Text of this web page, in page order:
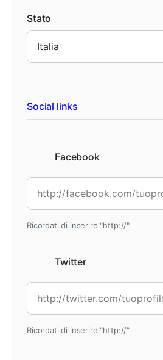
Stato
Social links
Facebook
Ricordati di inserire "http://"
Twitter
Ricordati di inserire "http://"